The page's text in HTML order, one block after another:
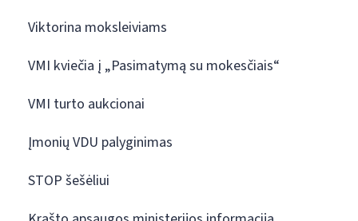
Viktorina moksleiviams
VMI kviečia į „Pasimatymą su mokesčiais“
VMI turto aukcionai
Įmonių VDU palyginimas
STOP šešėliui